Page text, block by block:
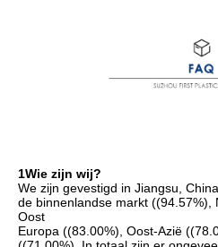
1Wie zijn wij?
We zijn gevestigd in Jiangsu,
de binnenlandse markt ((94.57%),
Oost
Europa ((83.00%), Oost-Azië